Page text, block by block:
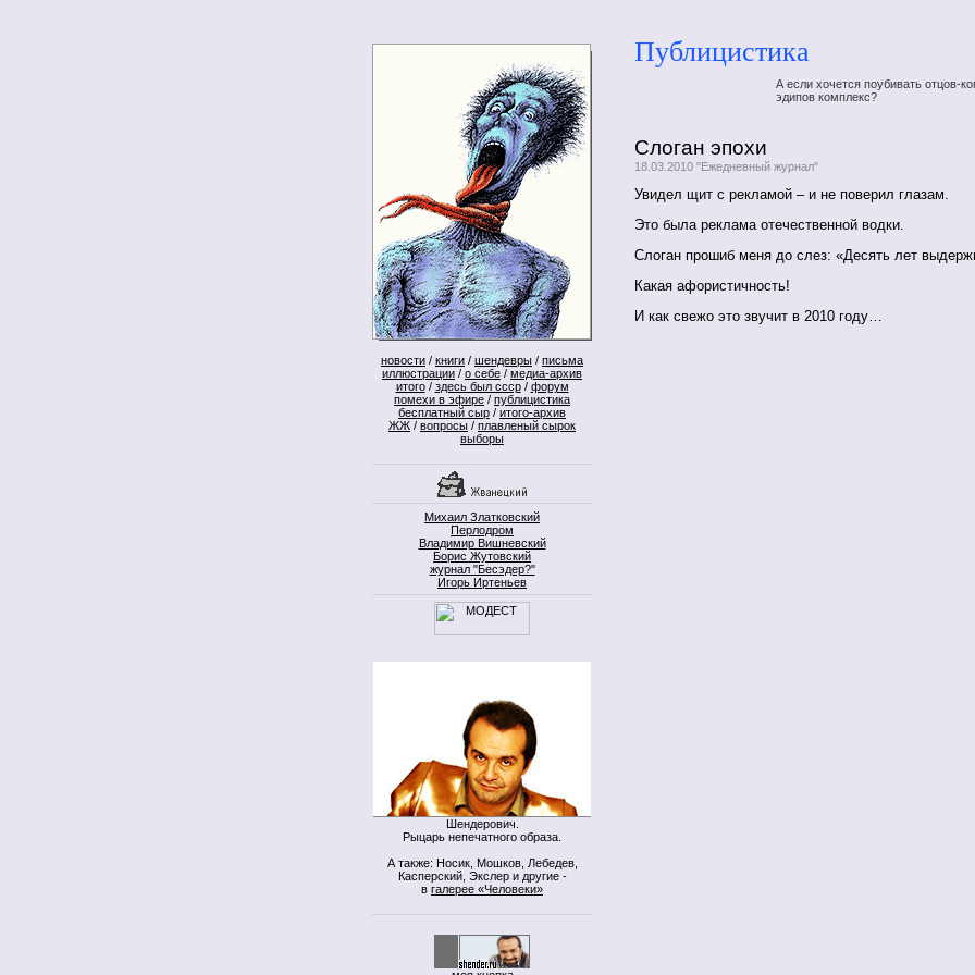
новости / книги / шендевры / письма
иллюстрации / о себе / медиа-архив
итого/ здесь был ссср/ форум
помехи в эфире / публицистика
бесплатный сыр / итого-архив
ЖЖ / вопросы / плавленый сырок
выборы
Михаил Златковский
Перлодром
Владимир Вишневский
Борис Жутовский
журнал "Бесэдер?"
Игорь Иртеньев
Шендерович.
Рыцарь непечатного образа.
А также: Носик, Мошков, Лебедев,
Касперский, Экслер и другие -
в галерее «Человеки»
Публицистика
А если хочется поубивать отцов-
эдипов комплекс?
Слоган эпохи
18.03.2010 "Ежедневный журнал"
Увидел щит с рекламой – и не поверил глазам.
Это была реклама отечественной водки.
Слоган прошиб меня до слез: «Десять лет
Какая афористичность!
И как свежо это звучит в 2010 году…